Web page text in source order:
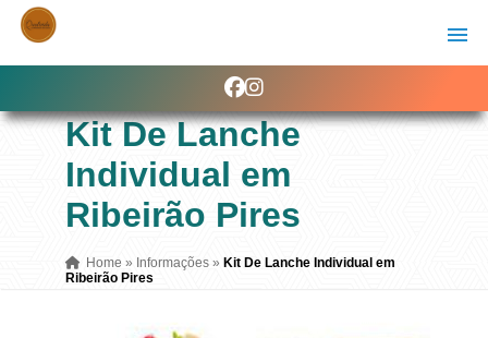
Kit De Lanche
Individual em
Ribeirão Pires
Home » Informações » Kit De Lanche Individual em
Ribeirão Pires